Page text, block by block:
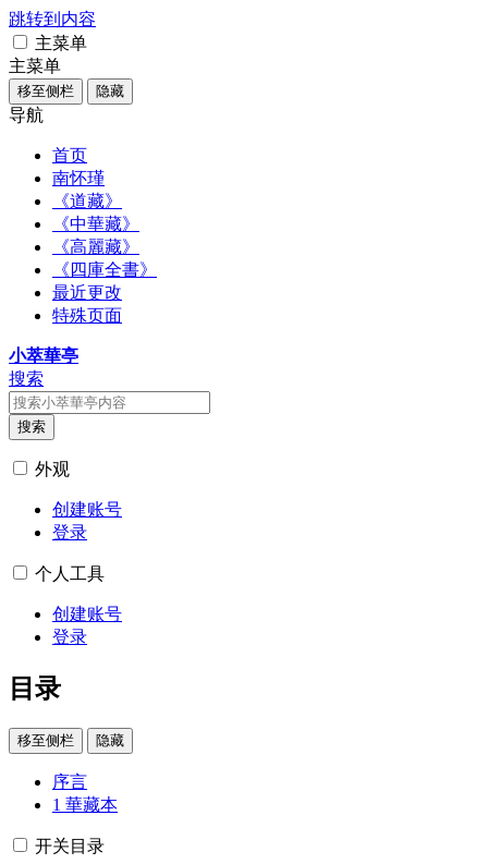
跳转到内容
主菜单
主菜单
移至侧栏 隐藏
导航
首页
南怀瑾
《道藏》
《中華藏》
《高麗藏》
《四庫全書》
最近更改
特殊页面
小萃華亭
搜索
搜索
外观
创建账号
登录
个人工具
创建账号
登录
目录
移至侧栏 隐藏
序言
1 華藏本
开关目录